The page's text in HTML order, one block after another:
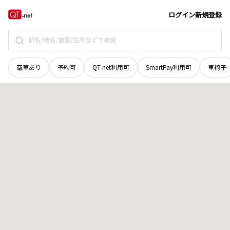
ログイン新規登録
空車あり 予約可 QT-net利用可 SmartPay利用可 車椅子
宮城県